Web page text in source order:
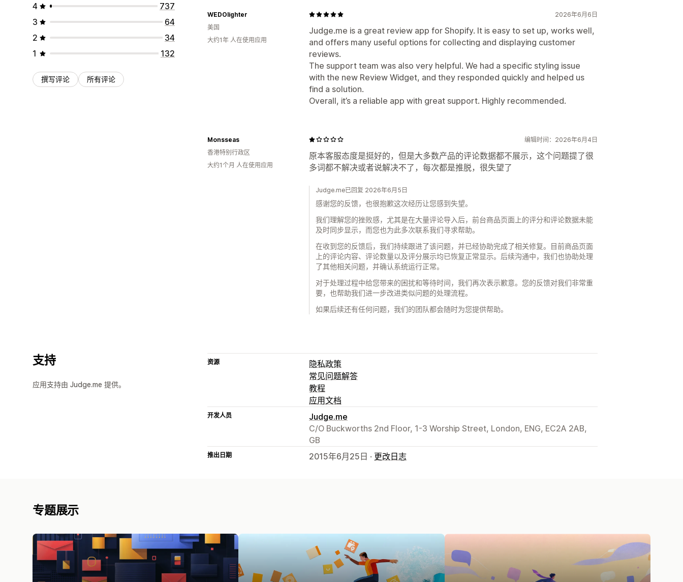
4
737
3
64
2
34
1
132
撰写评论 所有评论
2026年6月6日
Judge.me is a great review app for Shopify. It is easy to set up, works well,
and offers many useful options for collecting and displaying customer
reviews.
The support team was also very helpful. We had a specific styling issue
with the new Review Widget, and they responded quickly and helped us
find a solution.
Overall, it’s a reliable app with great support. Highly recommended.
WEDOlighter
美国
大约1年 人在使用应用
编辑时间：2026年6月4日
原本客服态度是挺好的，但是大多数产品的评论数据都不展示，这个问题提了很
多词都不解决或者说解决不了，每次都是推脱，很失望了
Monsseas
香港特别行政区
大约1个月 人在使用应用
Judge.me已回复 2026年6月5日
感谢您的反馈，也很抱歉这次经历让您感到失望。
我们理解您的挫败感，尤其是在大量评论导入后，前台商品页面上的评分和评论数据未能
及时同步显示，而您也为此多次联系我们寻求帮助。
在收到您的反馈后，我们持续跟进了该问题，并已经协助完成了相关修复。目前商品页面
上的评论内容、评论数量以及评分展示均已恢复正常显示。后续沟通中，我们也协助处理
了其他相关问题，并确认系统运行正常。
对于处理过程中给您带来的困扰和等待时间，我们再次表示歉意。您的反馈对我们非常重
要，也帮助我们进一步改进类似问题的处理流程。
如果后续还有任何问题，我们的团队都会随时为您提供帮助。
支持
应用支持由 Judge.me 提供。
资源
隐私政策
常见问题解答
教程
应用文档
开发人员
Judge.me
C/O Buckworths 2nd Floor, 1-3 Worship Street, London, ENG, EC2A 2AB,
GB
推出日期 2015年6月25日 · 更改日志
专题展示